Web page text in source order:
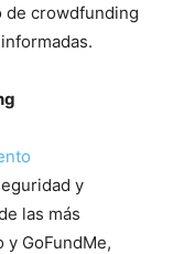
de crowdfunding
y
las más
GoFundMe,